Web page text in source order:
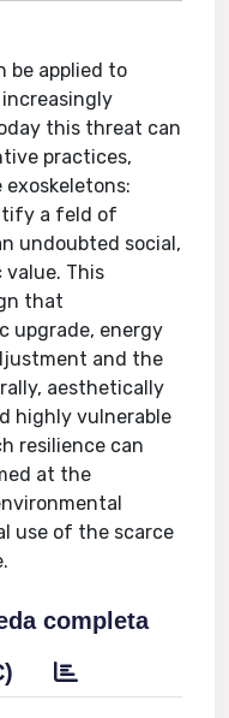
be applied to
this threat can
practices,
a feld of
undoubted social,
value. This
that
upgrade, energy
and the
aesthetically
highly vulnerable
resilience can
at the
use of the scarce
completa